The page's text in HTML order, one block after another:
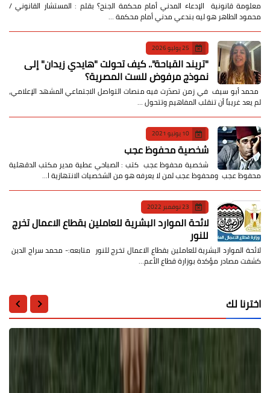
معلومة قانونية الإدعاء المدني أمام محكمة الجنح؟ بقلم : المستشار القانوني /
محمود الطاهر هو ليه بندعي مدني أمام محكمة …
25 يوليو 2026
​"تريند القباحة".. كيف تحولت "هايدي زيدان" إلى
نموذج مرفوض للست المصرية؟
​ محمد أبو سيف ​في زمن تصدّرت فيه منصات التواصل الاجتماعي المشهد الإعلامي،
لم يعد غريباً أن تنقلب المفاهيم وتتحول …
10 يونيو 2021
شخصية محفوظ عجب
شخصية محفوظ عجب كتب : الصباحي عطية مدير مكتب الدقهلية
محفوظ عجب ومحفوظ عجب لمن لا يعرفه هو من الشخصيات الانتهازية ا…
23 نوفمبر 2022
لائحة الموارد البشرية للعاملين بقطاع الاعمال تخرج
للنور
لائحة الموارد البشرية للعاملين بقطاع الاعمال تخرج للنور متابعه:- محمد سراج الدين
كشفت مصادر مؤكدة بوزارة قطاع الأعم…
اخترنا لك